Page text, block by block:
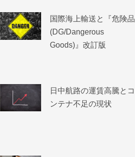
国際海上輸送と『危険品
(DG/Dangerous
Goods)』改訂版
日中航路の運賃高騰とコ
ンテナ不足の現状